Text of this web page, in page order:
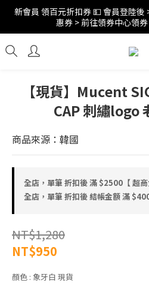
訂單折扣後滿$2500超商免
惠券 > 前往領券中心領
訂單折扣後滿$2500超商免
【現貨】Mucent
CAP 刺繡logo
商品來源：韓國
全店，單筆 折扣後 滿 $2500【 超
全店，單筆 折扣後 結帳金額 滿
NT$1,280
NT$950
顏色 : 象牙白 現貨